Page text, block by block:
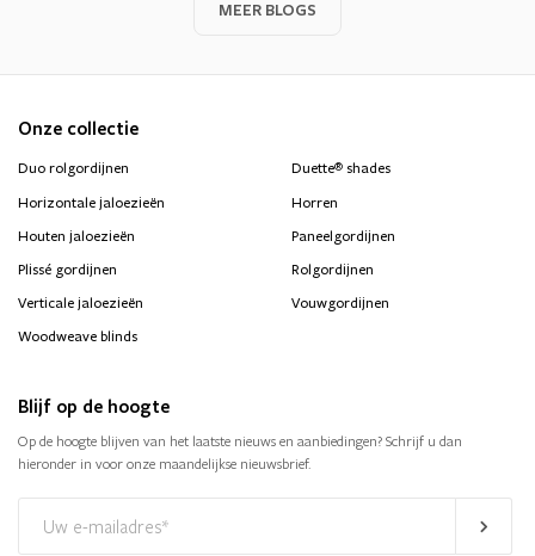
MEER BLOGS
Onze collectie
Duo rolgordijnen Duette® shades
Horizontale jaloezieën
Horren
Houten jaloezieën
Paneelgordijnen
Plissé gordijnen
Rolgordijnen
Verticale jaloezieën
Vouwgordijnen
Woodweave blinds
Blijf op de hoogte
Op de hoogte blijven van het laatste nieuws en aanbiedingen? Schrijf u dan
hieronder in voor onze maandelijkse nieuwsbrief.